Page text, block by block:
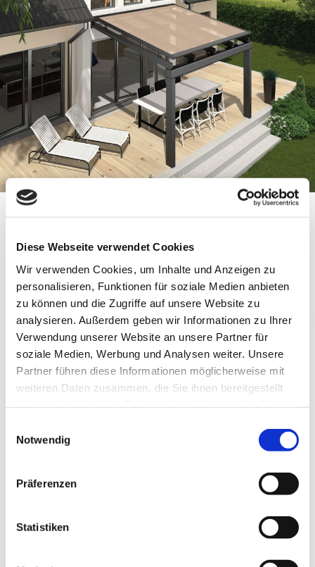
Diese Webseite verwendet Cookies
Wir verwenden Cookies, um Inhalte und Anzeigen zu
personalisieren, Funktionen für soziale Medien anbieten
zu können und die Zugriffe auf unsere Website zu
analysieren. Außerdem geben wir Informationen zu Ihrer
Verwendung unserer Website an unsere Partner für
soziale Medien, Werbung und Analysen weiter. Unsere
Partner führen diese Informationen möglicherweise mit
weiteren Daten zusammen, die Sie ihnen bereitgestellt
Notwendig
Präferenzen
Statistiken
WINTERGARTENMARKISE
- FÜR DEN OPTIMALEN WOHNKOMFORT
Als Besitzer eines Wintergartens können Sie sich
glücklich schätzen. Intensiv strahlende Sonne stellt
jedoch eine Herausforderung dar: Mit
speziellen Markisen in Neuwied schaffen Sie Abhilfe!
Entscheiden Sie sich zwischen den Varianten Unterdach-